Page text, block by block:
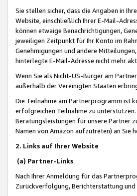
Sie stellen sicher, dass die Angaben in
Website, einschließlich Ihrer E-Mail-
können etwaige Benachrichtigungen,
jeweiligen Zeitpunkt für Ihr Konto im
Genehmigungen und andere
hinterlegte E-Mail-Adresse nicht mehr
Wenn Sie als Nicht-US-Bürger am
außerhalb der Vereinigten Staaten
Die Teilnahme am Partnerprogramm ist
erfolgreichen Teilnahme zu
Beratungsleistungen für unsere Partner
Namen von Amazon aufzutreten) an Sie
2. Links auf Ihrer Website
(a) Partner-Links
Nach Ihrer Anmeldung für das
Zurückverfolgung, Berichterstattung